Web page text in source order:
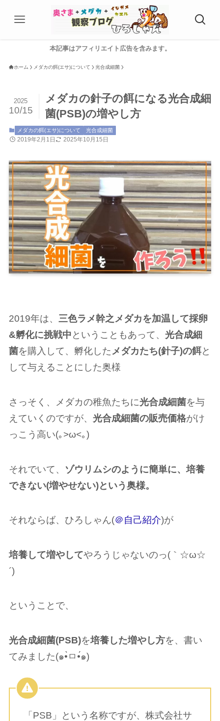
本記事はアフィリエイト広告を含みます。
ホーム メダカの餌(エサ)について 光合成細菌
メダカの針子の餌になる光合成細
菌(PSB)の増やし方
2025
10/15
メダカの餌(エサ)について 光合成細菌
2019年2月1日 2025年10月15日
2019年は、 三色ラメ幹之メダカを加温して採卵
&孵化に挑戦中ということもあって、 光合成細
菌を購入して、孵化したメダカたち(針子)の餌と
して与えることにした奥様
さっそく、メダカの稚魚たちに光合成細菌を与
えていくのですが、 光合成細菌の販売価格がけ
っこう高い(｡>ω<｡)
それでいて、 ゾウリムシのように簡単に、培養
できない(増やせない)という奥様。
それならば、ひろしゃん(＠自己紹介)が
培養して増やしてやろうじゃないのっ(｀☆︎ω☆︎
´)
ということで、
光合成細菌(PSB)を培養した増やし方を、書い
てみました(๑•̀ㅁ•́๑)
「PSB」という名称ですが、株式会社サ